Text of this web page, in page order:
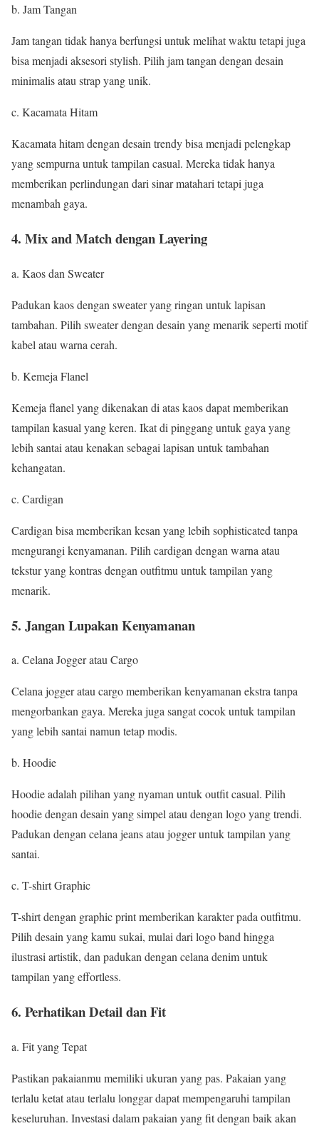
b. Jam Tangan
Jam tangan tidak hanya berfungsi untuk melihat waktu tetapi juga
bisa menjadi aksesori stylish. Pilih jam tangan dengan desain
minimalis atau strap yang unik.
c. Kacamata Hitam
Kacamata hitam dengan desain trendy bisa menjadi pelengkap
yang sempurna untuk tampilan casual. Mereka tidak hanya
memberikan perlindungan dari sinar matahari tetapi juga
menambah gaya.
4. Mix and Match dengan Layering
a. Kaos dan Sweater
Padukan kaos dengan sweater yang ringan untuk lapisan
tambahan. Pilih sweater dengan desain yang menarik seperti motif
kabel atau warna cerah.
b. Kemeja Flanel
Kemeja flanel yang dikenakan di atas kaos dapat memberikan
tampilan kasual yang keren. Ikat di pinggang untuk gaya yang
lebih santai atau kenakan sebagai lapisan untuk tambahan
kehangatan.
c. Cardigan
Cardigan bisa memberikan kesan yang lebih sophisticated tanpa
mengurangi kenyamanan. Pilih cardigan dengan warna atau
tekstur yang kontras dengan outfitmu untuk tampilan yang
menarik.
5. Jangan Lupakan Kenyamanan
a. Celana Jogger atau Cargo
Celana jogger atau cargo memberikan kenyamanan ekstra tanpa
mengorbankan gaya. Mereka juga sangat cocok untuk tampilan
yang lebih santai namun tetap modis.
b. Hoodie
Hoodie adalah pilihan yang nyaman untuk outfit casual. Pilih
hoodie dengan desain yang simpel atau dengan logo yang trendi.
Padukan dengan celana jeans atau jogger untuk tampilan yang
santai.
c. T-shirt Graphic
T-shirt dengan graphic print memberikan karakter pada outfitmu.
Pilih desain yang kamu sukai, mulai dari logo band hingga
ilustrasi artistik, dan padukan dengan celana denim untuk
tampilan yang effortless.
6. Perhatikan Detail dan Fit
a. Fit yang Tepat
Pastikan pakaianmu memiliki ukuran yang pas. Pakaian yang
terlalu ketat atau terlalu longgar dapat mempengaruhi tampilan
keseluruhan. Investasi dalam pakaian yang fit dengan baik akan